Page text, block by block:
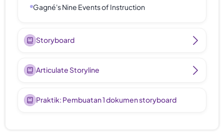
Gagné's Nine Events of Instruction
Storyboard
Articulate Storyline
Praktik: Pembuatan 1 dokumen storyboard